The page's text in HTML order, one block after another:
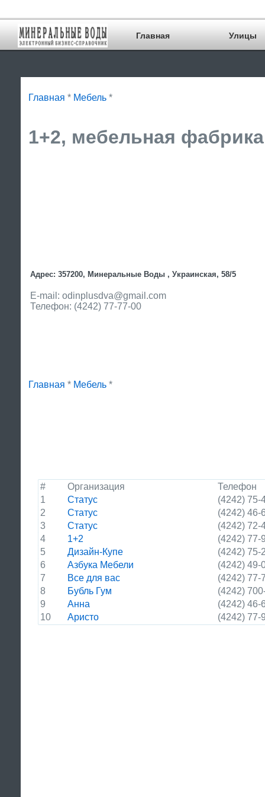
Главная Улицы
Главная * Мебель *
1+2, мебельная
Адрес: 357200, Минеральные Воды , Украинская, 58/5
E-mail: odinplusdva@gmail.com
Телефон: (4242) 77-77-00
Главная * Мебель *
# Организация
Телефон
1
Статус
(4242) 75-
2
Статус
(4242) 46-
3
Статус
(4242) 72-
4
1+2
(4242) 77-
5
Дизайн-Купе
(4242) 75-
6
Азбука Мебели
(4242) 49-
7
Все для вас
(4242) 77-
8
Бубль Гум
(4242)
9
Анна
(4242) 46-
10
Аристо (4242) 77-